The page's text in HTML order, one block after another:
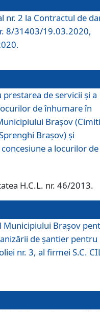
nr. 2 la Contractul de
8/31403/19.03.2020,
de servicii şi a
de înhumare în
Braşov
Braşov) şi
a locurilor de
H.C.L. nr. 46/2013.
Municipiului Braşov
de șantier pentru
nr. 3, al firmei S.C.